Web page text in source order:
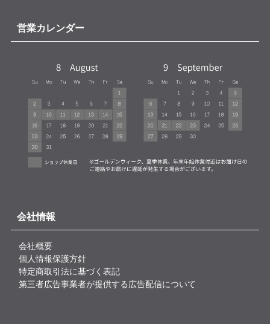
営業カレンダー
会社情報
会社概要
個人情報保護方針
特定商取引法に基づく表記
第三者広告事業者が提供する広告配信について